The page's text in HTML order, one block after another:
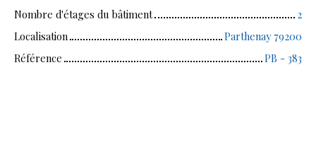
Nombre d'étages du bâtiment
2
Localisation
Parthenay 79200
Référence
PB - 383